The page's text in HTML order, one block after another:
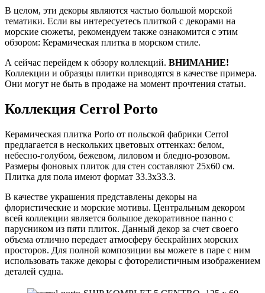
В целом, эти декоры являются частью большой морской
тематики. Если вы интересуетесь плиткой с декорами на
морские сюжеты, рекомендуем также ознакомится с этим
обзором: Керамическая плитка в морском стиле.
А сейчас перейдем к обзору коллекций. ВНИМАНИЕ!
Коллекции и образцы плитки приводятся в качестве примера.
Они могут не быть в продаже на момент прочтения статьи.
Коллекция Cerrol Porto
Керамическая плитка Porto от польской фабрики Cerrol
предлагается в нескольких цветовых оттенках: белом,
небесно-голубом, бежевом, лиловом и бледно-розовом.
Размеры фоновых плиток для стен составляют 25х60 см.
Плитка для пола имеют формат 33.3х33.3.
В качестве украшения представлены декоры на
флористические и морские мотивы. Центральным декором
всей коллекции является большое декоративное панно с
парусником из пяти плиток. Данный декор за счет своего
объема отлично передает атмосферу бескрайних морских
просторов. Для полной композиции вы можете в паре с ним
использовать также декоры с фоторелистичным изображением
деталей судна.